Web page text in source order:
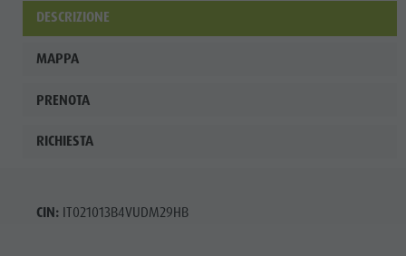
DESCRIZIONE
MAPPA
PRENOTA
RICHIESTA
CIN:IT021013B4VUDM29HB